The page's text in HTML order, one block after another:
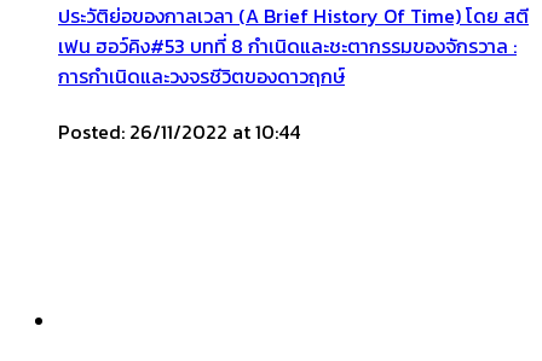
ประวัติย่อของกาลเวลา (A Brief History Of Time) โดย สตี
เฟน ฮอว์คิง#53 บทที่ 8 กำเนิดและชะตากรรมของจักรวาล :
การกำเนิดและวงจรชีวิตของดาวฤกษ์
Posted: 26/11/2022 at 10:44